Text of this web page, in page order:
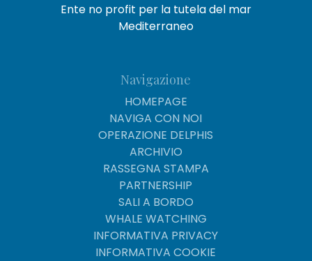
Ente no profit per la tutela del mar
Mediterraneo
Navigazione
HOMEPAGE
NAVIGA CON NOI
OPERAZIONE DELPHIS
ARCHIVIO
RASSEGNA STAMPA
PARTNERSHIP
SALI A BORDO
WHALE WATCHING
INFORMATIVA PRIVACY
INFORMATIVA COOKIE